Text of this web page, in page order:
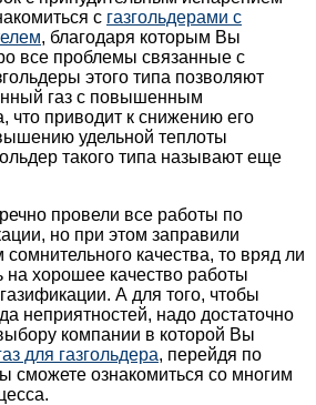
с газгольдерами с
, благодаря которым Вы
все проблемы связанные с
этого типа позволяют
газ с повышенным
что приводит к снижению его
удельной теплоты
такого типа называют еще
провели все работы по
но при этом заправили
сомнительного качества, то вряд ли
на хорошее качество работы
А для того, чтобы
неприятностей, надо достаточно
компании в которой Вы
для газгольдера, перейдя по
сможете ознакомиться со многим